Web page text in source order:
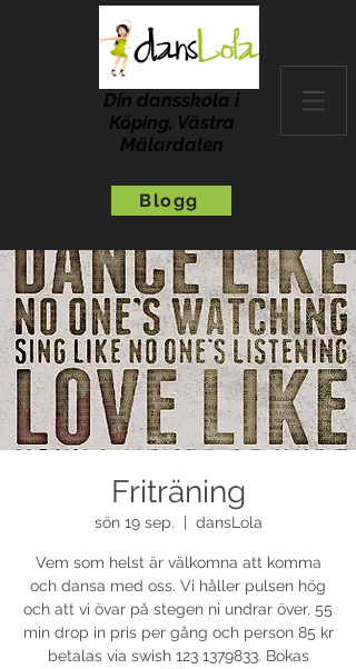
Din dansskola i
Köping, Västra
Mälardalen
Blogg
Friträning
sön 19 sep. dansLola
Vem som helst är välkomna att komma
och dansa med oss. Vi håller pulsen hög
och att vi övar på stegen ni undrar över. 55
min drop in pris per gång och person 85 kr
betalas via swish 123 1379833. Bokas